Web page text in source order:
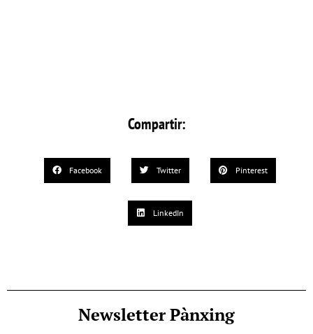
Compartir:
Facebook Twitter Pinterest
LinkedIn
Newsletter Pànxing